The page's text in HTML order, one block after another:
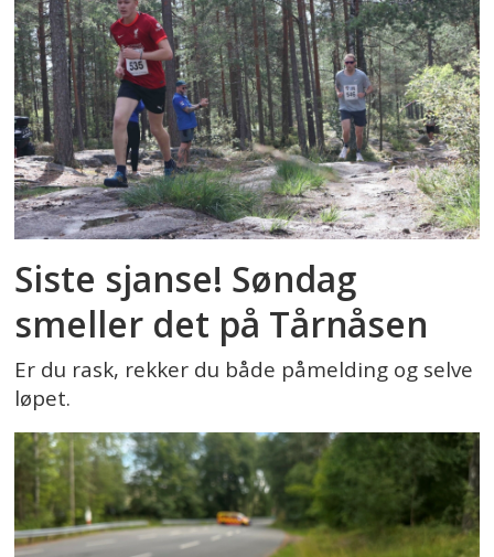
Siste sjanse! Søndag
smeller det på Tårnåsen
Er du rask, rekker du både påmelding og selve
løpet.